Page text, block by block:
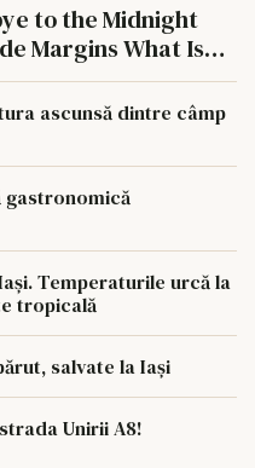
to the Midnight
Margins What Is
ascunsă dintre câmp
gastronomică
Temperaturile urcă la
tropicală
salvate la Iași
Unirii A8!